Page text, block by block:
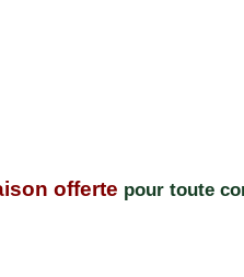
offerte pour toute